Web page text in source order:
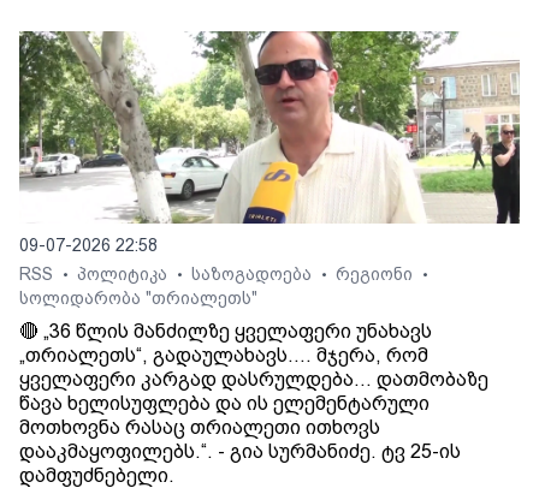
09-07-2026 22:58
RSS
• პოლიტიკა • საზოგადოება • რეგიონი •
სოლიდარობა "თრიალეთს"
🔴 „36 წლის მანძილზე ყველაფერი უნახავს
„თრიალეთს“, გადაულახავს.... მჯერა, რომ
ყველაფერი კარგად დასრულდება... დათმობაზე
წავა ხელისუფლება და ის ელემენტარული
მოთხოვნა რასაც თრიალეთი ითხოვს
დააკმაყოფილებს.“. - გია სურმანიძე. ტვ 25-ის
დამფუძნებელი.